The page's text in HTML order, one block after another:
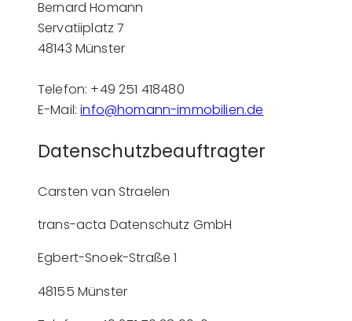
Bernard Homann
Servatiiplatz 7
48143 Münster
Telefon: +49 251 418480
E-Mail:info@homann-immobilien.de
Datenschutzbeauftragter
Carsten van Straelen
trans-acta Datenschutz GmbH
Egbert-Snoek-Straße 1
48155 Münster